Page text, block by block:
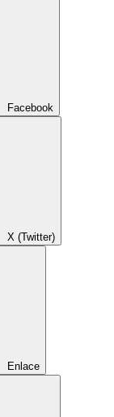
Facebook
X (Twitter)
Enlace